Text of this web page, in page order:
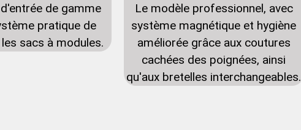
de gamme
pratique de
sacs à modules.
Le modèle professionnel, avec
système magnétique et hygiène
améliorée grâce aux coutures
cachées des poignées, ainsi
qu'aux bretelles interchangeables.